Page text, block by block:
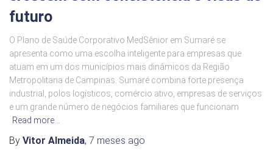
futuro
O Plano de Saúde Corporativo MedSênior em Sumaré se
apresenta como uma escolha inteligente para empresas que
atuam em um dos municípios mais dinâmicos da Região
Metropolitana de Campinas. Sumaré combina forte presença
industrial, polos logísticos, comércio ativo, empresas de serviços
e um grande número de negócios familiares que funcionam
Read more…
By Vitor Almeida, 7 meses ago